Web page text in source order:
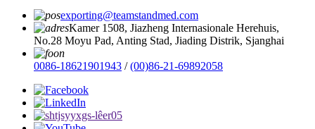
exporting@teamstandmed.com
Kamer 1508, Jiazheng Internasionale Herehuis,
No.28 Moyu Pad, Anting Stad, Jiading Distrik, Sjanghai
0086-18621901943 /(00)86-21-69892058